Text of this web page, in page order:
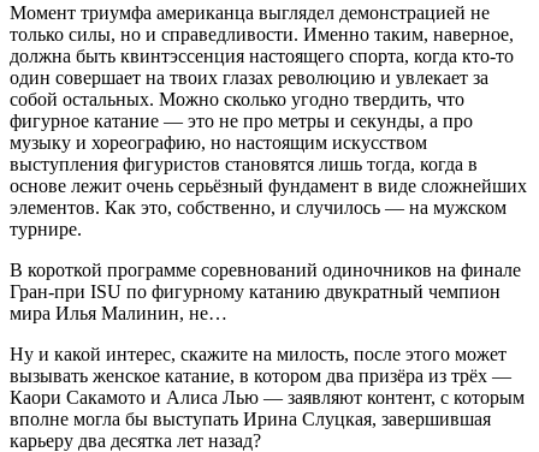
Момент триумфа американца выглядел демонстрацией не
только силы, но и справедливости. Именно таким, наверное,
должна быть квинтэссенция настоящего спорта, когда кто-то
один совершает на твоих глазах революцию и увлекает за
собой остальных. Можно сколько угодно твердить, что
фигурное катание — это не про метры и секунды, а про
музыку и хореографию, но настоящим искусством
выступления фигуристов становятся лишь тогда, когда в
основе лежит очень серьёзный фундамент в виде сложнейших
элементов. Как это, собственно, и случилось — на мужском
турнире.
В короткой программе соревнований одиночников на финале
Гран-при ISU по фигурному катанию двукратный чемпион
мира Илья Малинин, не…
Ну и какой интерес, скажите на милость, после этого может
вызывать женское катание, в котором два призёра из трёх —
Каори Сакамото и Алиса Лью — заявляют контент, с которым
вполне могла бы выступать Ирина Слуцкая, завершившая
карьеру два десятка лет назад?